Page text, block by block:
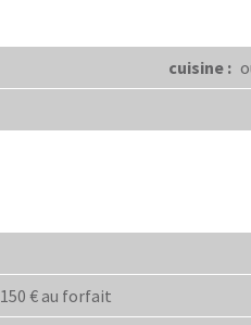
cuisine :
150 € au forfait